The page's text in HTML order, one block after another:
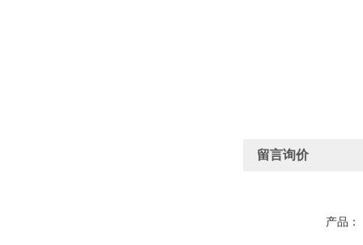
留言询价
产品：